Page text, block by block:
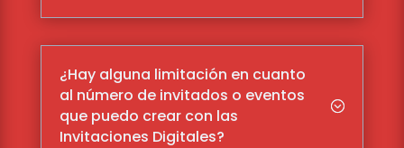
;
¿Hay alguna limitación en cuanto
al número de invitados o eventos
que puedo crear con las
Invitaciones Digitales?